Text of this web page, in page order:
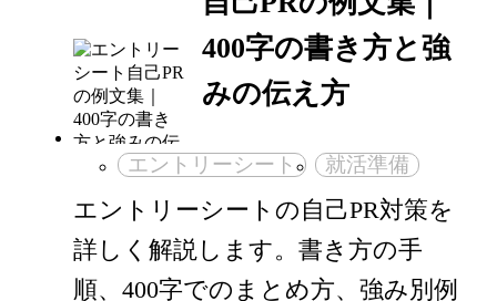
400字の書き方と強
みの伝え方
エントリーシート 就活準備
エントリーシートの自己PR対策を
詳しく解説します。書き方の手
順、400字でのまとめ方、強み別例